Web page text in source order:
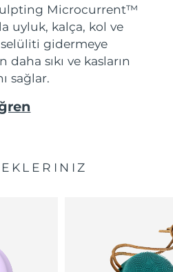
Microcurrent™
uyluk, kalça, kol ve
gidermeye
daha sıkı ve kasların
sağlar.